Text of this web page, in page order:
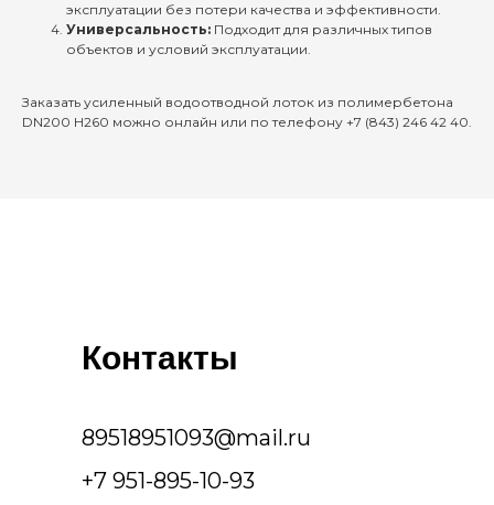
эксплуатации без потери качества и эффективности.
Универсальность: Подходит для различных типов
объектов и условий эксплуатации.
Заказать усиленный водоотводной лоток из полимербетона
DN200 H260 можно онлайн или по телефону +7 (843) 246 42 40.
Контакты
+7 951-895-10-93
89518951093@mail.ru